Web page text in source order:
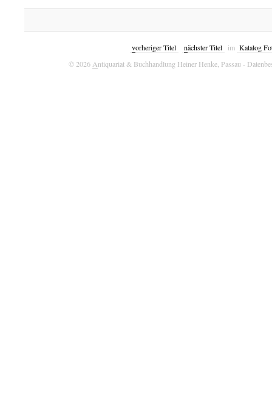
vorheriger Titel nächster Titel im Katalog
© 2026Antiquariat & Buchhandlung Heiner Henke, Passau -